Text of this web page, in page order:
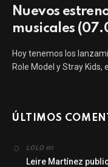
Nuevos
musicales
Hoy tenemos los
Role Model y Stray Kids,
ÚLTIMOS
LOLO en
Leire Martínez